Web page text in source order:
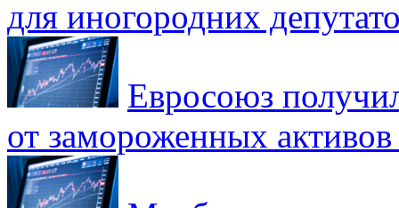
для иногородних
Евросоюз
от замороженных